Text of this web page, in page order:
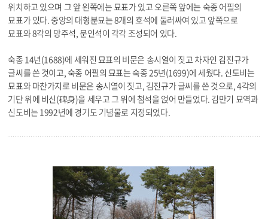
위치하고 있으며 그 앞 왼쪽에는 묘표가 있고 오른쪽 앞에는 숙종 어필의
묘표가 있다. 중앙의 대형분묘는 8개의 호석에 둘러싸여 있고 앞쪽으로
묘표와 8각의 망주석, 문인석이 각각 조성되어 있다.
숙종 14년(1688)에 세워진 묘표의 비문은 송시열이 짓고 차자인 김진규가
글씨를 쓴 것이고, 숙종 어필의 묘표는 숙종 25년(1699)에 세웠다. 신도비는
묘표와 마찬가지로 비문은 송시열이 짓고, 김진규가 글씨를 쓴 것으로, 4각의
기단 위에 비신(碑身)을 세우고 그 위에 첨석을 얹어 만들었다. 김만기 묘역과
신도비는 1992년에 경기도 기념물로 지정되었다.